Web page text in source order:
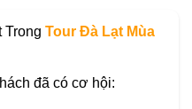
Trong Tour Đà Lạt Mùa
đã có cơ hội: